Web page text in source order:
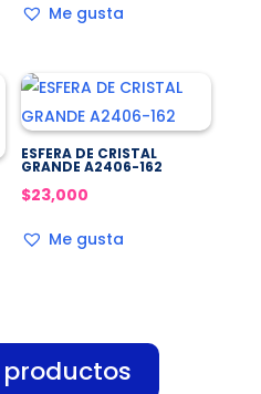
Me gusta
ESFERA DE CRISTAL
GRANDE A2406-162
$23,000
Me gusta